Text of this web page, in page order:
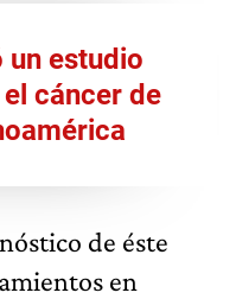
un estudio
cáncer de
de éste
en